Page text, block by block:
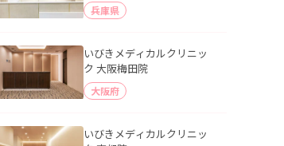
兵庫県
いびきメディカルクリニッ
ク 大阪梅田院
大阪府
いびきメディカルクリニッ